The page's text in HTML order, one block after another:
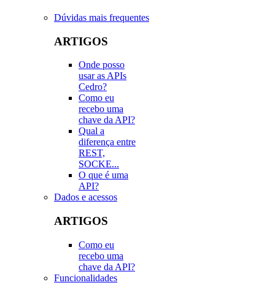
Dúvidas mais frequentes
ARTIGOS
Onde posso
usar as APIs
Cedro?
Como eu
recebo uma
chave da API?
Qual a
diferença entre
REST,
SOCKE...
O que é uma
API?
Dados e acessos
ARTIGOS
Como eu
recebo uma
chave da API?
Funcionalidades